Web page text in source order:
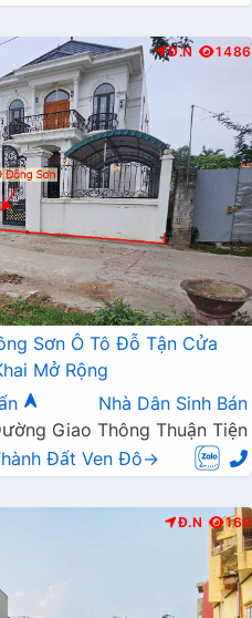
Đ.N 1486
Sơn Ô Tô Đỗ Tận Cửa
Mở Rộng
Nhà Dân Sinh Bán
Giao Thông Thuận Tiện
Đất Ven Đô→
Đ.N 160